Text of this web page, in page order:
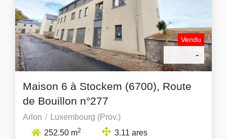
Vendu
-
Maison 6 à Stockem (6700), Route
de Bouillon n°277
Arlon
Luxembourg (Prov.)
252.50 m2 3.11 ares